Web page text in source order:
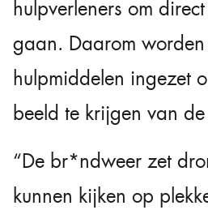
hulpverleners om
gaan. Daarom
hulpmiddelen ingezet
beeld te krijgen van
“De br*ndweer zet
kunnen kijken op